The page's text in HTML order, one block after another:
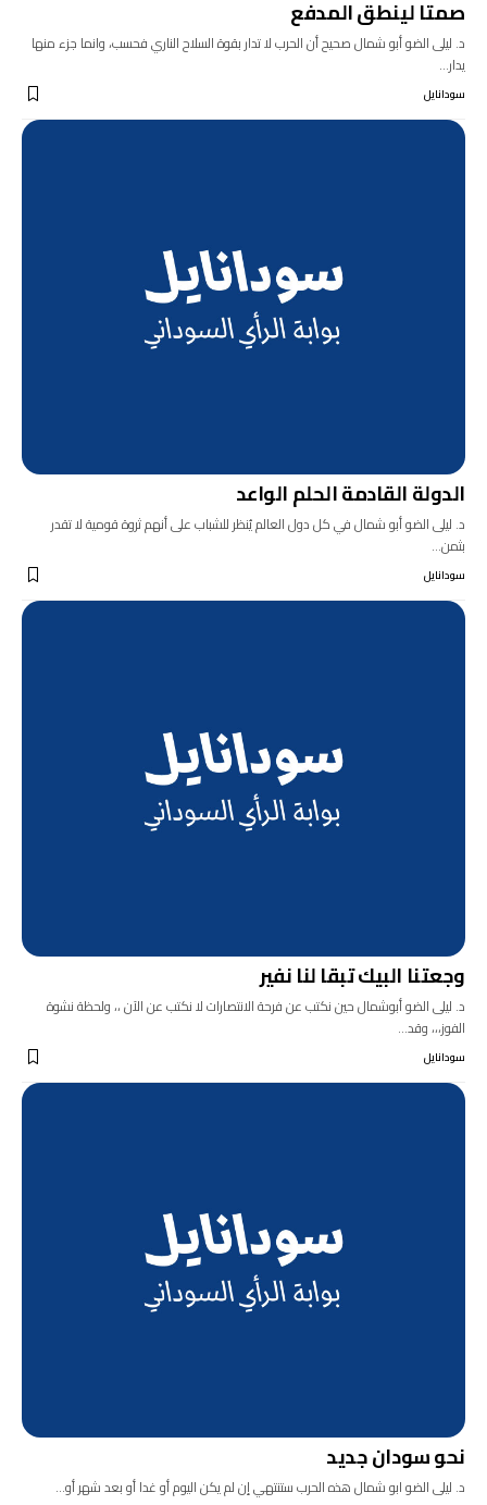
صمتا لينطق المدفع
د. ليلى الضو أبو شمال صحيح أن الحرب لا تدار بقوة السلاح الناري فحسب، وانما جزء منها
يدار…
سودانايل
الدولة القادمة الحلم الواعد
د. ليلى الضو أبو شمال في كل دول العالم يُنظر للشباب على أنهم ثروة قومية لا تقدر
بثمن…
سودانايل
وجعتنا البيك تبقا لنا نفير
د. ليلى الضو أبوشمال حين نكتب عن فرحة الانتصارات لا نكتب عن الآن ،، ولحظة نشوة
الفوز،،، وقد…
سودانايل
نحو سودان جديد
د. ليلى الضو ابو شمال هذه الحرب ستنتهي إن لم يكن اليوم أو غدا أو بعد شهر أو…